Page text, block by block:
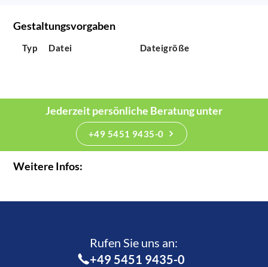
Gestaltungsvorgaben
Typ Datei Dateigröße
Jederzeit persönliche Beratung unter
+49 5451 9435-0
Weitere Infos:
Rufen Sie uns an:­
+49 5451 9435-0